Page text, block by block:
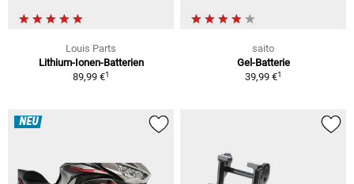
Louis Parts
Lithium-Ionen-Batterien
89,99 €1
saito
Gel-Batterie
39,99 €1
NEU